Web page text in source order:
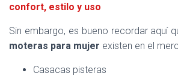
confort, estilo y uso
Sin embargo, es bueno recordar aquí
moteras para mujer existen en el
Casacas pisteras